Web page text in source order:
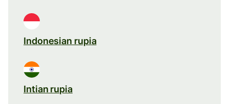
Indonesian rupia
Intian rupia